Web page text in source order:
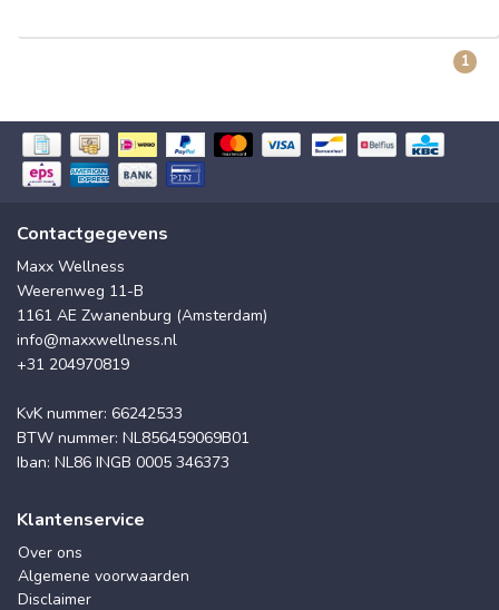
1
Contactgegevens
Maxx Wellness
Weerenweg 11-B
1161 AE Zwanenburg (Amsterdam)
info@maxxwellness.nl
+31 204970819
KvK nummer: 66242533
BTW nummer: NL856459069B01
Iban: NL86 INGB 0005 346373
Klantenservice
Over ons
Algemene voorwaarden
Disclaimer